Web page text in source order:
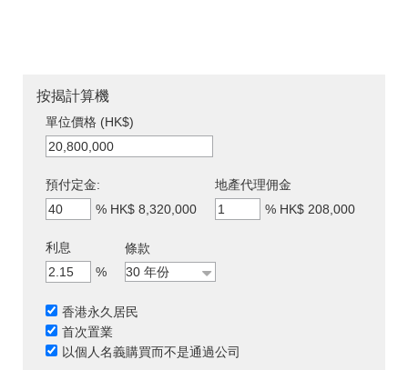
按揭計算機
單位價格 (HK$)
預付定金:
% HK$ 8,320,000
地產代理佣金
% HK$ 208,000
利息
%
條款
香港永久居民
首次置業
以個人名義購買而不是通過公司